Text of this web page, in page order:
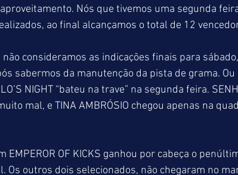
Nós que tivemos uma segunda
ao final alcançamos o total de 12
não consideramos as indicações finais para
sabermos da manutenção da pista de grama. Ou
NIGHT “bateu na trave” na segunda feira.
mal, e TINA AMBRÓSIO chegou apenas na
EMPEROR OF KICKS ganhou por cabeça o
Os outros dois selecionados, não chegaram no